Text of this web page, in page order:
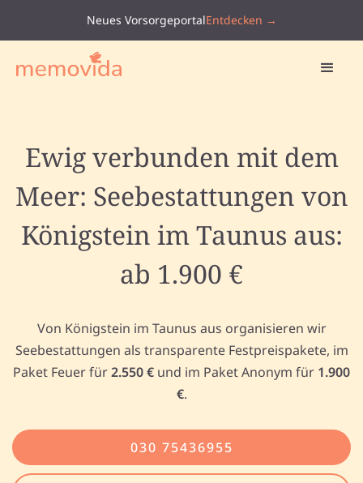
Neues VorsorgeportalEntdecken →
Ewig verbunden mit dem
Meer: Seebestattungen von
Königstein im Taunus aus:
ab 1.900 €
Von Königstein im Taunus aus organisieren wir
Seebestattungen als transparente Festpreispakete, im
Paket Feuer für2.550 € und im Paket Anonym für 1.900
€.
030 75436955